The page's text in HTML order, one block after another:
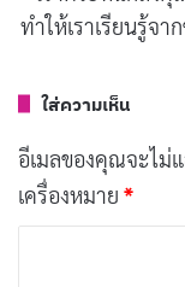
ทำให้เราเรียนรู้จ
ใส่ความเห็น
อีเมลของคุณจะไม่
เครื่องหมาย *